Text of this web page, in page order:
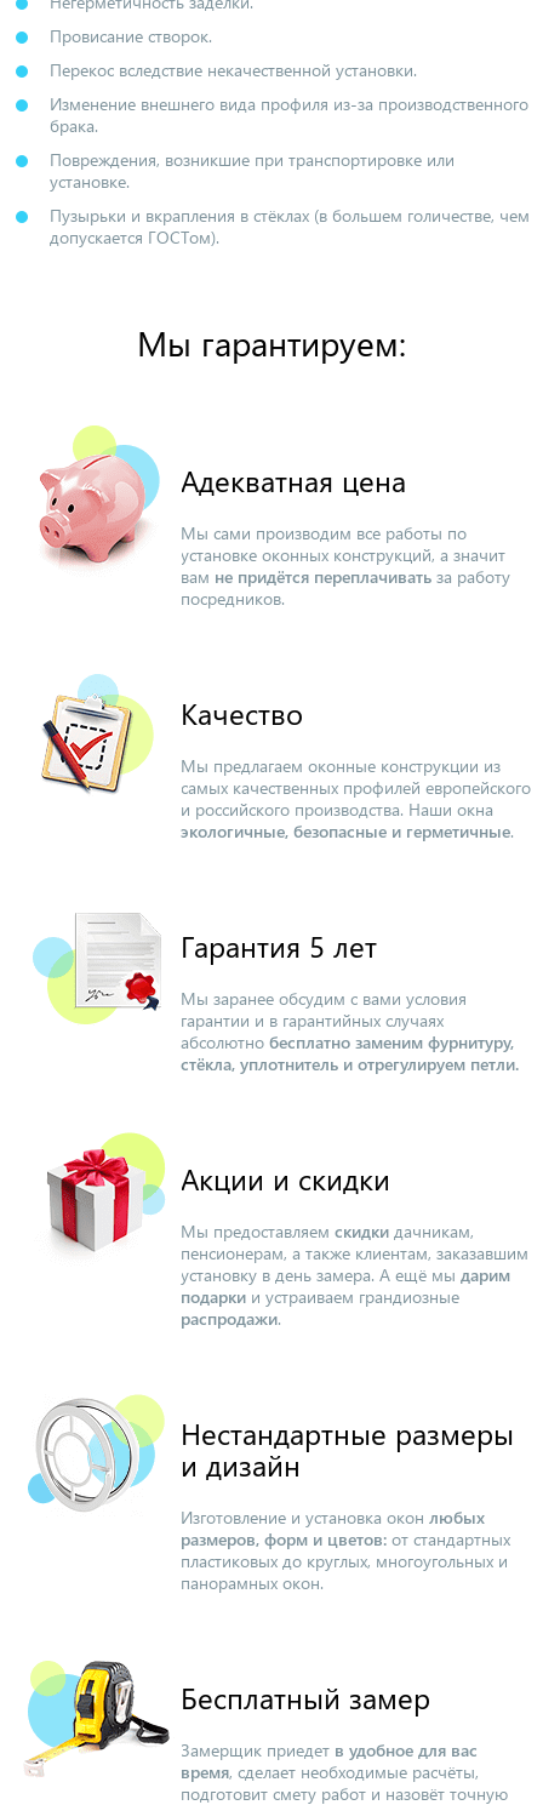
Провисание створок.
Перекос вследствие некачественной установки.
Изменение внешнего вида профиля из-за производственного
брака.
Повреждения, возникшие при транспортировке или
установке.
Пузырьки и вкрапления в стёклах (в большем голичестве, чем
допускается ГОСТом).
Мы гарантируем:
Адекватная цена
Мы сами производим все работы по
установке оконных конструкций, а значит
вам не придётся переплачивать за работу
посредников.
Качество
Мы предлагаем оконные конструкции из
самых качественных профилей европейского
и российского производства. Наши окна
экологичные, безопасные и герметичные.
Гарантия 5 лет
Мы заранее обсудим с вами условия
гарантии и в гарантийных случаях
абсолютно бесплатно заменим фурнитуру,
стёкла, уплотнитель и отрегулируем петли.
Акции и скидки
Мы предоставляем скидки дачникам,
пенсионерам, а также клиентам, заказавшим
установку в день замера. А ещё мы дарим
подарки и устраиваем грандиозные
распродажи.
Нестандартные размеры
и дизайн
Изготовление и установка окон любых
размеров, форм и цветов: от стандартных
пластиковых до круглых, многоугольных и
панорамных окон.
Бесплатный замер
Замерщик приедет в удобное для вас
время, сделает необходимые расчёты,
подготовит смету работ и назовёт точную